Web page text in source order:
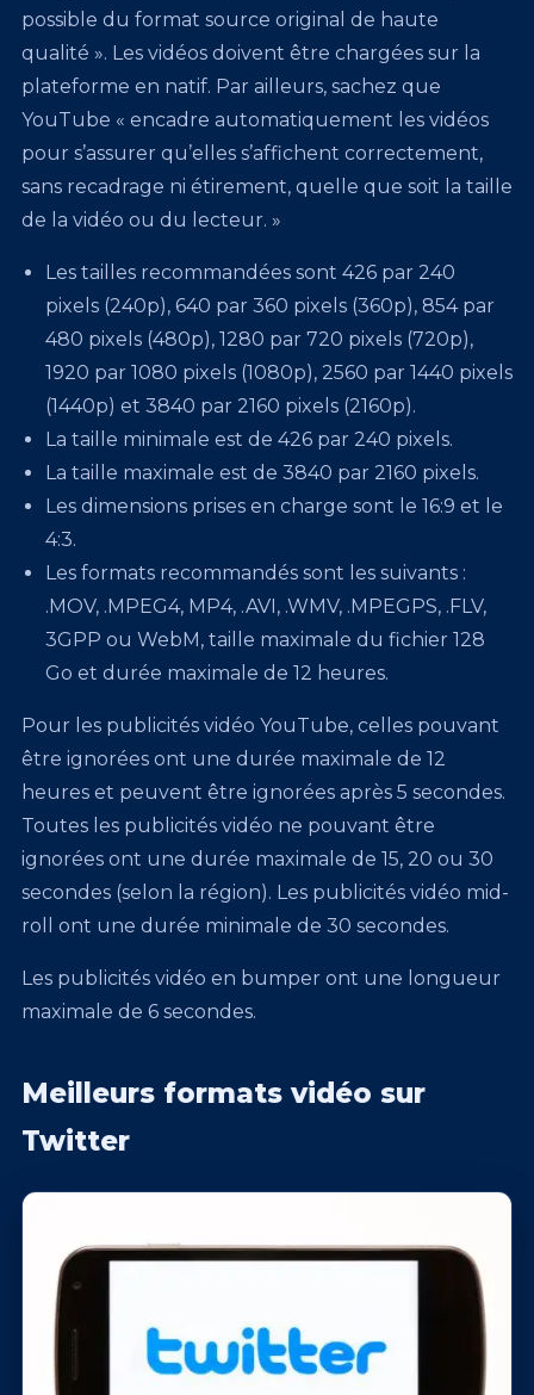
possible du format source original de haute
qualité ». Les vidéos doivent être chargées sur la
plateforme en natif. Par ailleurs, sachez que
YouTube « encadre automatiquement les vidéos
pour s’assurer qu’elles s’affichent correctement,
sans recadrage ni étirement, quelle que soit la taille
de la vidéo ou du lecteur. »
Les tailles recommandées sont 426 par 240
pixels (240p), 640 par 360 pixels (360p), 854 par
480 pixels (480p), 1280 par 720 pixels (720p),
1920 par 1080 pixels (1080p), 2560 par 1440 pixels
(1440p) et 3840 par 2160 pixels (2160p).
La taille minimale est de 426 par 240 pixels.
La taille maximale est de 3840 par 2160 pixels.
Les dimensions prises en charge sont le 16:9 et le
4:3.
Les formats recommandés sont les suivants :
.MOV, .MPEG4, MP4, .AVI, .WMV, .MPEGPS, .FLV,
3GPP ou WebM, taille maximale du fichier 128
Go et durée maximale de 12 heures.
Pour les publicités vidéo YouTube, celles pouvant
être ignorées ont une durée maximale de 12
heures et peuvent être ignorées après 5 secondes.
Toutes les publicités vidéo ne pouvant être
ignorées ont une durée maximale de 15, 20 ou 30
secondes (selon la région). Les publicités vidéo mid-
roll ont une durée minimale de 30 secondes.
Les publicités vidéo en bumper ont une longueur
maximale de 6 secondes.
Meilleurs formats vidéo sur
Twitter